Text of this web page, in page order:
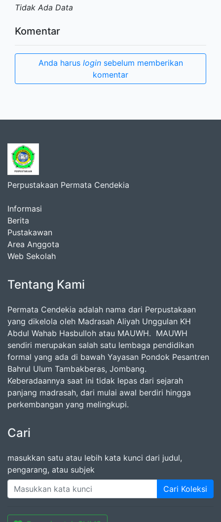
Tidak Ada Data
Komentar
Anda harus loginsebelum memberikan
komentar
Perpustakaan Permata Cendekia
Informasi
Berita
Pustakawan
Area Anggota
Web Sekolah
Tentang Kami
Permata Cendekia adalah nama dari Perpustakaan
yang dikelola oleh Madrasah Aliyah Unggulan KH
Abdul Wahab Hasbulloh atau MAUWH. MAUWH
sendiri merupakan salah satu lembaga pendidikan
formal yang ada di bawah Yayasan Pondok Pesantren
Bahrul Ulum Tambakberas, Jombang.
Keberadaannya saat ini tidak lepas dari sejarah
panjang madrasah, dari mulai awal berdiri hingga
perkembangan yang melingkupi.
Cari
masukkan satu atau lebih kata kunci dari judul,
pengarang, atau subjek
Cari Koleksi